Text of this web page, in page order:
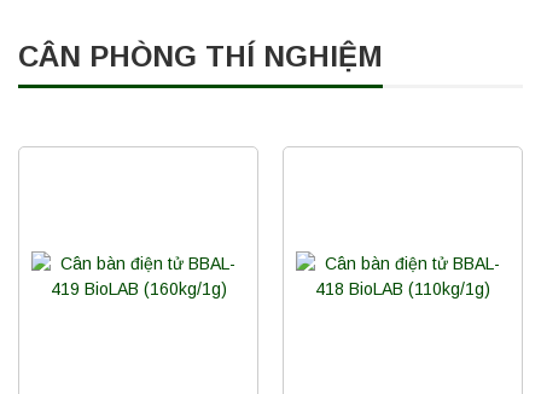
CÂN PHÒNG THÍ NGHIỆM